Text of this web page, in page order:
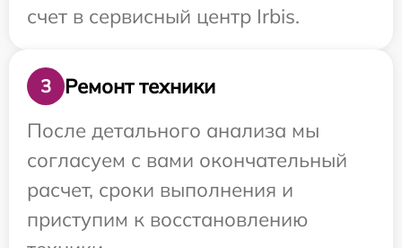
счет в сервисный центр Irbis.
3
Ремонт техники
После детального анализа мы
согласуем с вами окончательный
расчет, сроки выполнения и
приступим к восстановлению